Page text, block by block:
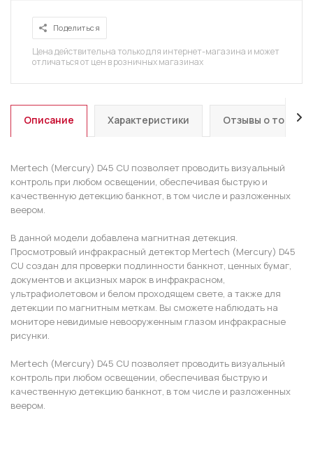
Поделиться
Цена действительна только для интернет-магазина и может
отличаться от цен в розничных магазинах
Описание Характеристики Отзывы о товаре
Mertech (Mercury) D45 CU позволяет проводить визуальный
контроль при любом освещении, обеспечивая быструю и
качественную детекцию банкнот, в том числе и разложенных
веером.
В данной модели добавлена магнитная детекция.
Просмотровый инфракрасный детектор Mertech (Mercury) D45
CU создан для проверки подлинности банкнот, ценных бумаг,
документов и акцизных марок в инфракрасном,
ультрафиолетовом и белом проходящем свете, а также для
детекции по магнитным меткам. Вы сможете наблюдать на
мониторе невидимые невооруженным глазом инфракрасные
рисунки.
Mertech (Mercury) D45 CU позволяет проводить визуальный
контроль при любом освещении, обеспечивая быструю и
качественную детекцию банкнот, в том числе и разложенных
веером.